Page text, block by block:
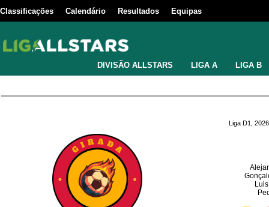
Classificações Calendário Resultados Equipas
DIVISÃO ALLSTARS LIGA A LIGA B
Liga D1,